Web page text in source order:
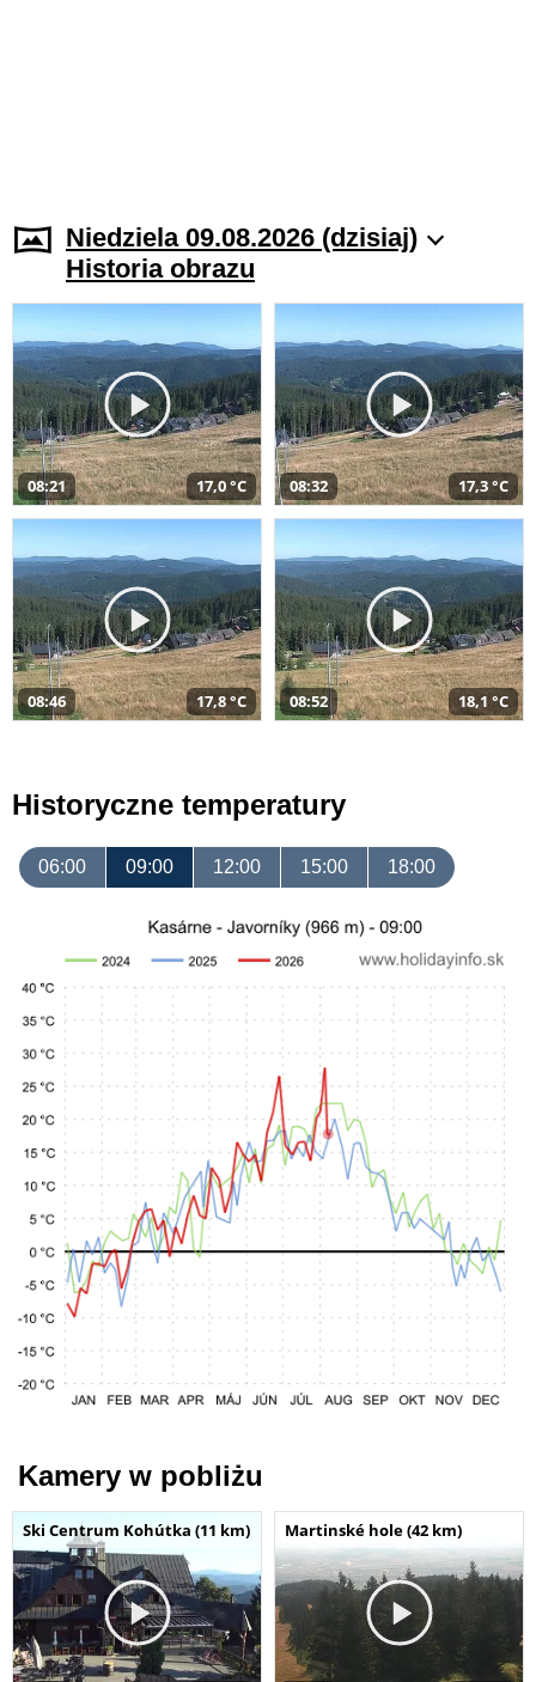
Niedziela 09.08.2026 (dzisiaj)
Historia obrazu
08:21 17,0 °C 08:32 17,3 °C
08:46 17,8 °C 08:52 18,1 °C
Historyczne temperatury
06:00 09:00 12:00 15:00 18:00
Kamery w pobliżu
Ski Centrum Kohútka (11 km) Martinské hole (42 km)